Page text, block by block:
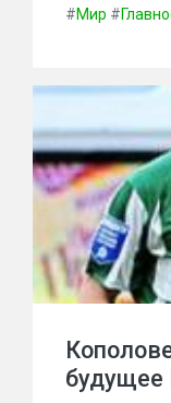
#Мир #
будущее